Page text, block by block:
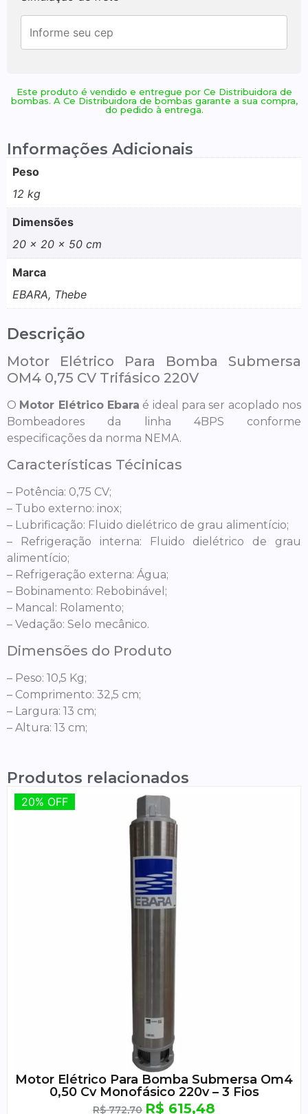
Este produto é vendido e entregue por Ce Distribuidora de
bombas. A Ce Distribuidora de bombas garante a sua compra,
do pedido à entrega.
Informações Adicionais
Peso
12 kg
Dimensões
20 × 20 × 50 cm
Marca
EBARA, Thebe
Descrição
Motor Elétrico Para Bomba Submersa
OM4 0,75 CV Trifásico 220V
O Motor Elétrico Ebara é ideal para ser acoplado nos
Bombeadores da linha 4BPS conforme
especificações da norma NEMA.
Características Técinicas
– Potência: 0,75 CV;
– Tubo externo: inox;
– Lubrificação: Fluido dielétrico de grau alimentício;
– Refrigeração interna: Fluido dielétrico de grau
alimentício;
– Refrigeração externa: Água;
– Bobinamento: Rebobinável;
– Mancal: Rolamento;
– Vedação: Selo mecânico.
Dimensões do Produto
– Peso: 10,5 Kg;
– Comprimento: 32,5 cm;
– Largura: 13 cm;
– Altura: 13 cm;
Produtos relacionados
20% OFF
20% OFF
Motor Elétrico Para Bomba Submersa Om4
0,50 Cv Monofásico 220v – 3 Fios
R$772,70 R$ 615,48